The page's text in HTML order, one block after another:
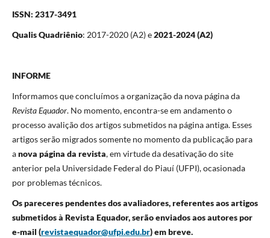
ISSN: 2317-3491
Qualis Quadriênio: 2017-2020 (A2) e2021-2024 (A2)
INFORME
Informamos que concluímos a organização da nova página da
Revista Equador. No momento, encontra-se em andamento o
processo avalição dos artigos submetidos na página antiga. Esses
artigos serão migrados somente no momento da publicação para
anova página da revista, em virtude da desativação do site
anterior pela Universidade Federal do Piauí (UFPI), ocasionada
por problemas técnicos.
Os pareceres pendentes dos avaliadores, referentes aos artigos
submetidos à Revista Equador, serão enviados aos autores por
e-mail (revistaequador@ufpi.edu.br) em breve.